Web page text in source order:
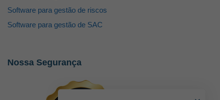
Software para gestão de riscos
Software para gestão de SAC
Nossa Segurança